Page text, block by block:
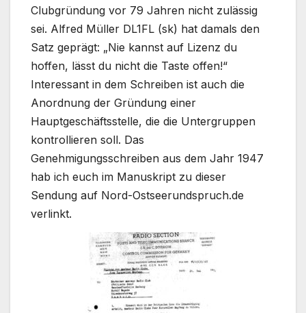
Clubgründung vor 79 Jahren nicht zulässig
sei. Alfred Müller DL1FL (sk) hat damals den
Satz geprägt: „Nie kannst auf Lizenz du
hoffen, lässt du nicht die Taste offen!“
Interessant in dem Schreiben ist auch die
Anordnung der Gründung einer
Hauptgeschäftsstelle, die die Untergruppen
kontrollieren soll. Das
Genehmigungsschreiben aus dem Jahr 1947
hab ich euch im Manuskript zu dieser
Sendung auf Nord-Ostseerundspruch.de
verlinkt.